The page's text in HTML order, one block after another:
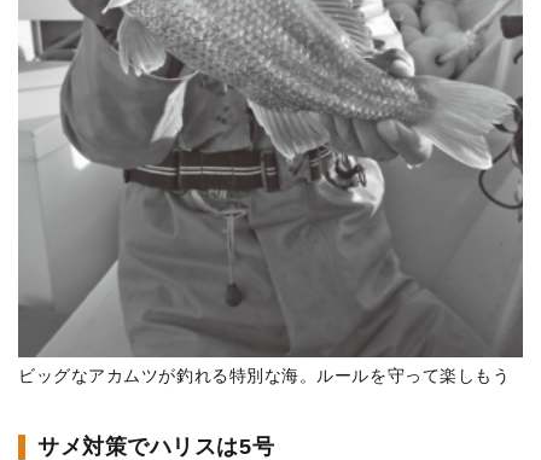
ビッグなアカムツが釣れる特別な海。ルールを守って楽しもう
サメ対策でハリスは5号